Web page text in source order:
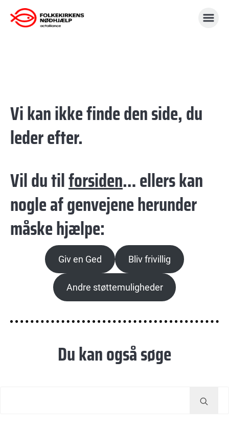
Gå
til
Vi kan ikke finde den side, du
leder efter.
Vil du tilforsiden… ellers kan
nogle af genvejene herunder
måske hjælpe:
Giv en Ged Bliv frivillig
Andre støttemuligheder
Du kan også søge